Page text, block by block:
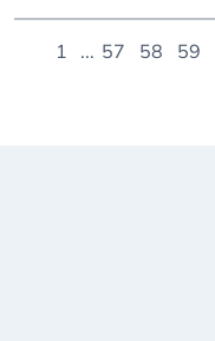
1 ... 57 58 59